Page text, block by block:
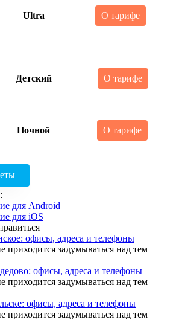
Ultra О тарифе
Детский О тарифе
Ночной О тарифе
офисы, адреса и телефоны
приходится задумываться над тем
офисы, адреса и телефоны
приходится задумываться над тем
офисы, адреса и телефоны
приходится задумываться над тем